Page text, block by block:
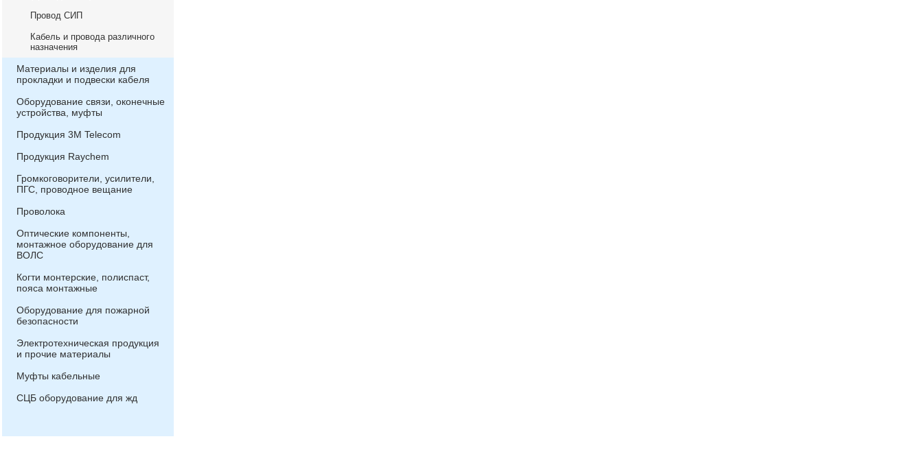
Провод СИП
Кабель и провода различного
назначения
Материалы и изделия для
прокладки и подвески кабеля
Оборудование связи, оконечные
устройства, муфты
Продукция 3М Telecom
Продукция Raychem
Громкоговорители, усилители,
ПГС, проводное вещание
Проволока
Оптические компоненты,
монтажное оборудование для
ВОЛС
Когти монтерские, полиспаст,
пояса монтажные
Оборудование для пожарной
безопасности
Электротехническая продукция
и прочие материалы
Муфты кабельные
СЦБ оборудование для жд